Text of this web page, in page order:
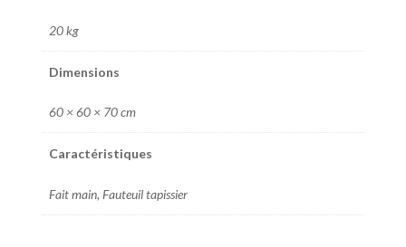
20 kg
Dimensions
60 × 60 × 70 cm
Caractéristiques
Fait main, Fauteuil tapissier